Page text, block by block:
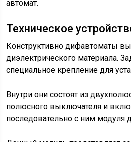
автомат.
Техническое
Конструктивно дифавтоматы
диэлектрического материала.
специальное крепление для
Внутри они состоят из
полюсного выключателя и
последовательно с ним модуля